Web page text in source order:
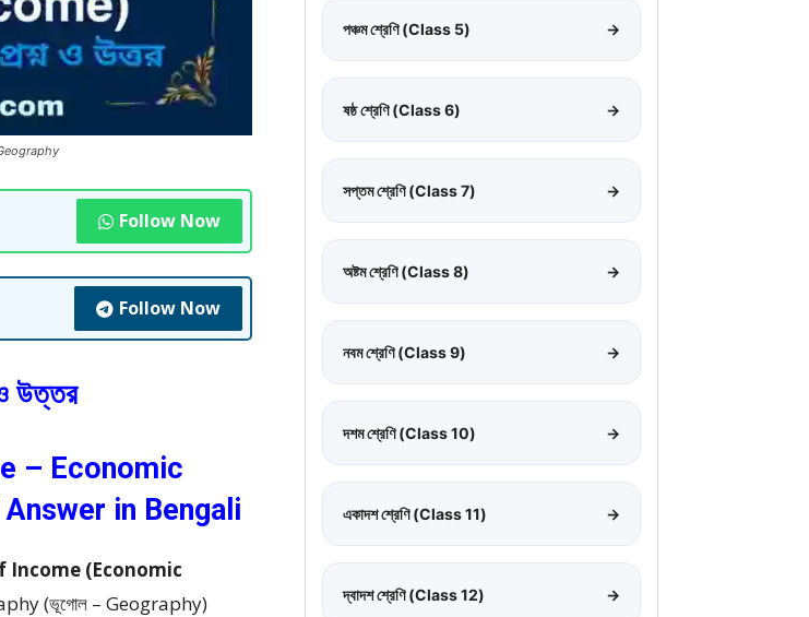
Follow Now
Follow Now
উত্তর
– Economic
in Bengali
Of Income (Economic
(ভূগোল – Geography)
পঞ্চম শ্রেণি (Class 5) →
ষষ্ঠ শ্রেণি (Class 6) →
সপ্তম শ্রেণি (Class 7) →
অষ্টম শ্রেণি (Class 8) →
নবম শ্রেণি (Class 9) →
দশম শ্রেণি (Class 10) →
একাদশ শ্রেণি (Class 11) →
দ্বাদশ শ্রেণি (Class 12) →